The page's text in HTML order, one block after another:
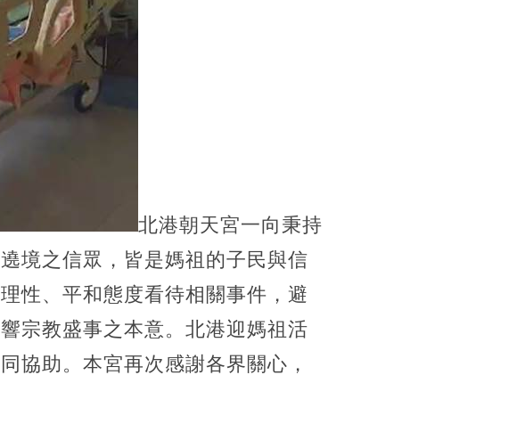
北港朝天宮一向秉持
境之信眾，皆是媽祖的子民與信
性、平和態度看待相關事件，避
宗教盛事之本意。北港迎媽祖活
協助。本宮再次感謝各界關心，